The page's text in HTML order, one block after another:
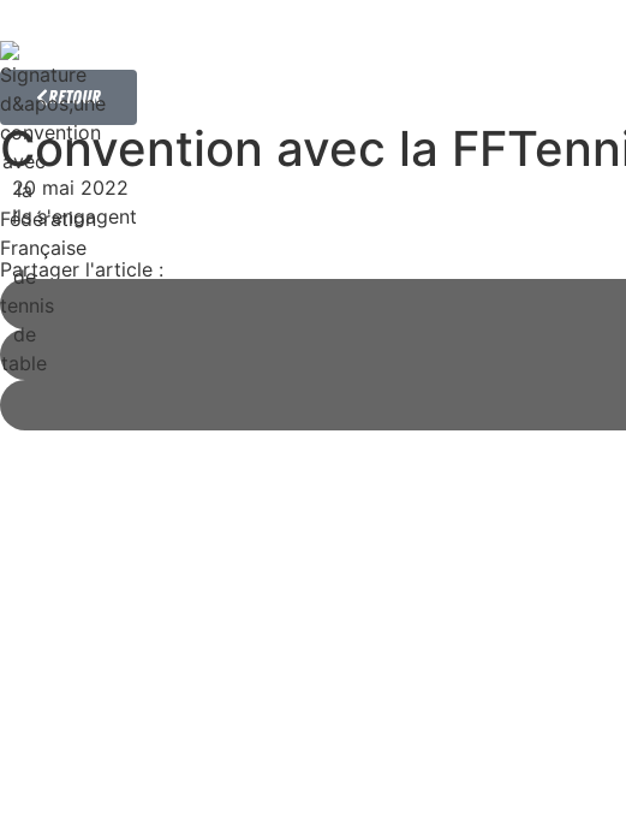
Retour
Convention avec la
20 mai 2022
Ils s'engagent
Partager l'article :